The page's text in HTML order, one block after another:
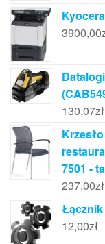
3900,00
130,07zł
7501 -
237,00zł
12,00zł